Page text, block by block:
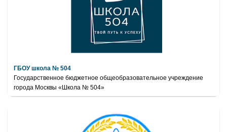
ГБОУ школа № 504
Государственное бюджетное общеобразовательное учреждение
города Москвы «Школа № 504»